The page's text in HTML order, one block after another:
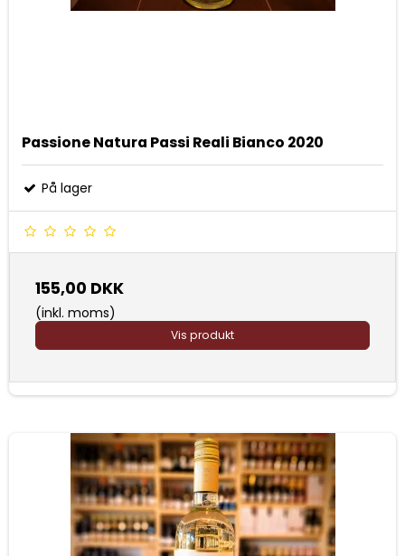
Passione Natura Passi Reali Bianco 2020
På lager
155,00 DKK
(inkl. moms)
Vis produkt